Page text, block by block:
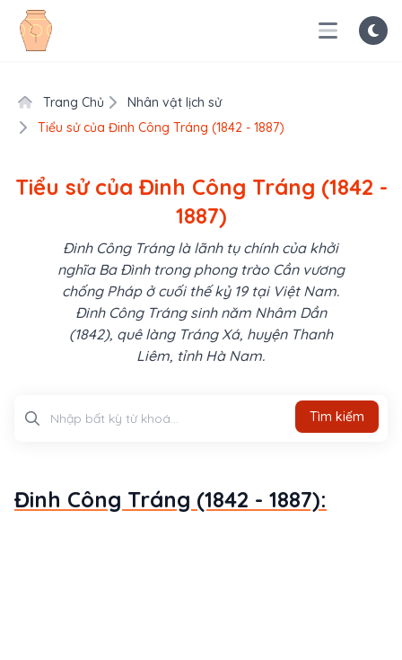
Trang Chủ
Nhân vật lịch sử
Tiểu sử của Đinh Công Tráng (1842 - 1887)
Tiểu sử của Đinh Công Tráng (1842 -
1887)
Đinh Công Tráng là lãnh tụ chính của khởi
nghĩa Ba Đình trong phong trào Cần vương
chống Pháp ở cuối thế kỷ 19 tại Việt Nam.
Đinh Công Tráng sinh năm Nhâm Dần
(1842), quê làng Tráng Xá, huyện Thanh
Liêm, tỉnh Hà Nam.
Tìm kiếm
Đinh Công Tráng (1842 - 1887):